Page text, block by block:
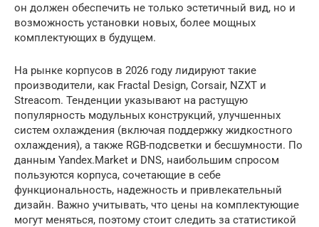
он должен обеспечить не только эстетичный вид, но и
возможность установки новых, более мощных
комплектующих в будущем.
На рынке корпусов в 2026 году лидируют такие
производители, как Fractal Design, Corsair, NZXT и
Streacom. Тенденции указывают на растущую
популярность модульных конструкций, улучшенных
систем охлаждения (включая поддержку жидкостного
охлаждения), а также RGB-подсветки и бесшумности. По
данным Yandex.Market и DNS, наибольшим спросом
пользуются корпуса, сочетающие в себе
функциональность, надежность и привлекательный
дизайн. Важно учитывать, что цены на комплектующие
могут меняться, поэтому стоит следить за статистикой